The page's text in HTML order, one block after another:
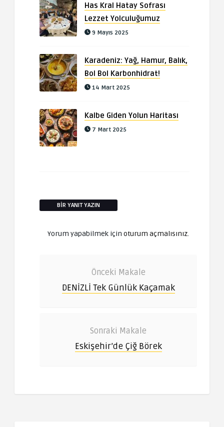
Has Kral Hatay Sofrası
Lezzet Yolculuğumuz
9 Mayıs 2025
Karadeniz: Yağ, Hamur, Balık,
Bol Bol Karbonhidrat!
14 Mart 2025
Kalbe Giden Yolun Haritası
7 Mart 2025
BIR YANIT YAZIN
Yorum yapabilmek için oturum açmalısınız.
Önceki Makale
DENİZLİ Tek Günlük Kaçamak
Sonraki Makale
Eskişehir’de Çiğ Börek